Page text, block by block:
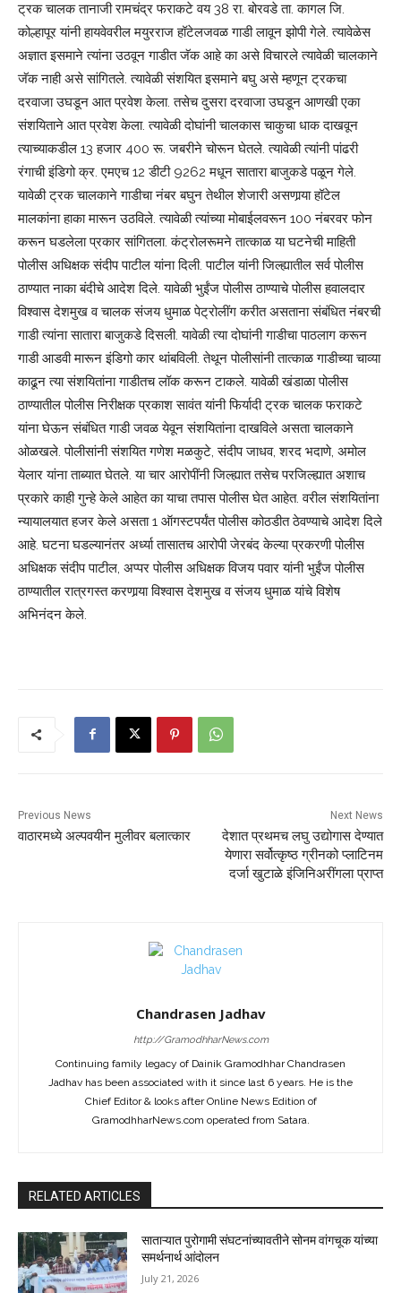
ट्रक चालक तानाजी रामचंद्र फराकटे वय 38 रा. बोरवडे ता. कागल जि.
कोल्हापूर यांनी हायवेवरील मयुरराज हॉटेलजवळ गाडी लावून झोपी गेले. त्यावेळेस
अज्ञात इसमाने त्यांना उठवून गाडीत जॅक आहे का असे विचारले त्यावेळी चालकाने
जॅक नाही असे सांगितले. त्यावेळी संशयित इसमाने बघु असे म्हणून ट्रकचा
दरवाजा उघडून आत प्रवेश केला. तसेच दुसरा दरवाजा उघडून आणखी एका
संशयिताने आत प्रवेश केला. त्यावेळी दोघांनी चालकास चाकुचा धाक दाखवून
त्याच्याकडील 13 हजार 400 रू. जबरीने चोरून घेतले. त्यावेळी त्यांनी पांढरी
रंगाची इंडिगो क्र. एमएच 12 डीटी 9262 मधून सातारा बाजुकडे पळून गेले.
यावेळी ट्रक चालकाने गाडीचा नंबर बघुन तेथील शेजारी असणार्‍या हॉटेल
मालकांना हाका मारून उठविले. त्यावेळी त्यांच्या मोबाईलवरून 100 नंबरवर फोन
करून घडलेला प्रकार सांगितला. कंट्रोलरूमने तात्काळ या घटनेची माहिती
पोलीस अधिक्षक संदीप पाटील यांना दिली. पाटील यांनी जिल्ह्यातील सर्व पोलीस
ठाण्यात नाका बंदीचे आदेश दिले. यावेळी भुईंज पोलीस ठाण्याचे पोलीस हवालदार
विश्‍वास देशमुख व चालक संजय धुमाळ पेट्रोलींग करीत असताना संबंधित नंबरची
गाडी त्यांना सातारा बाजुकडे दिसली. यावेळी त्या दोघांनी गाडीचा पाठलाग करून
गाडी आडवी मारून इंडिगो कार थांबविली. तेथून पोलीसांनी तात्काळ गाडीच्या चाव्या
काढून त्या संशयितांना गाडीतच लॉक करून टाकले. यावेळी खंडाळा पोलीस
ठाण्यातील पोलीस निरीक्षक प्रकाश सावंत यांनी फिर्यादी ट्रक चालक फराकटे
यांना घेऊन संबंधित गाडी जवळ येवून संशयितांना दाखविले असता चालकाने
ओळखले. पोलीसांनी संशयित गणेश मळकुटे, संदीप जाधव, शरद भदाणे, अमोल
येलार यांना ताब्यात घेतले. या चार आरोपींनी जिल्ह्यात तसेच परजिल्ह्यात अशाच
प्रकारे काही गुन्हे केले आहेत का याचा तपास पोलीस घेत आहेत. वरील संशयितांना
न्यायालयात हजर केले असता 1 ऑगस्टपर्यंत पोलीस कोठडीत ठेवण्याचे आदेश दिले
आहे. घटना घडल्यानंतर अर्ध्या तासातच आरोपी जेरबंद केल्या प्रकरणी पोलीस
अधिक्षक संदीप पाटील, अप्पर पोलीस अधिक्षक विजय पवार यांनी भुईंज पोलीस
ठाण्यातील रात्रगस्त करणार्‍या विश्‍वास देशमुख व संजय धुमाळ यांचे विशेष
अभिनंदन केले.
Previous News
वाठारमध्ये अल्पवयीन मुलीवर बलात्कार
Next News
देशात प्रथमच लघु उद्योगास देण्यात
येणारा सर्वोत्कृष्ठ ग्रीनको प्लाटिनम
दर्जा खुटाळे इंजिनिअरींगला प्राप्त
Chandrasen Jadhav
http://GramodhharNews.com
Continuing family legacy of Dainik Gramodhhar Chandrasen
Jadhav has been associated with it since last 6 years. He is the
Chief Editor & looks after Online News Edition of
GramodhharNews.com operated from Satara.
RELATED ARTICLES
साताऱ्यात पुरोगामी संघटनांच्यावतीने सोनम वांगचूक यांच्या
समर्थनार्थ आंदोलन
July 21, 2026